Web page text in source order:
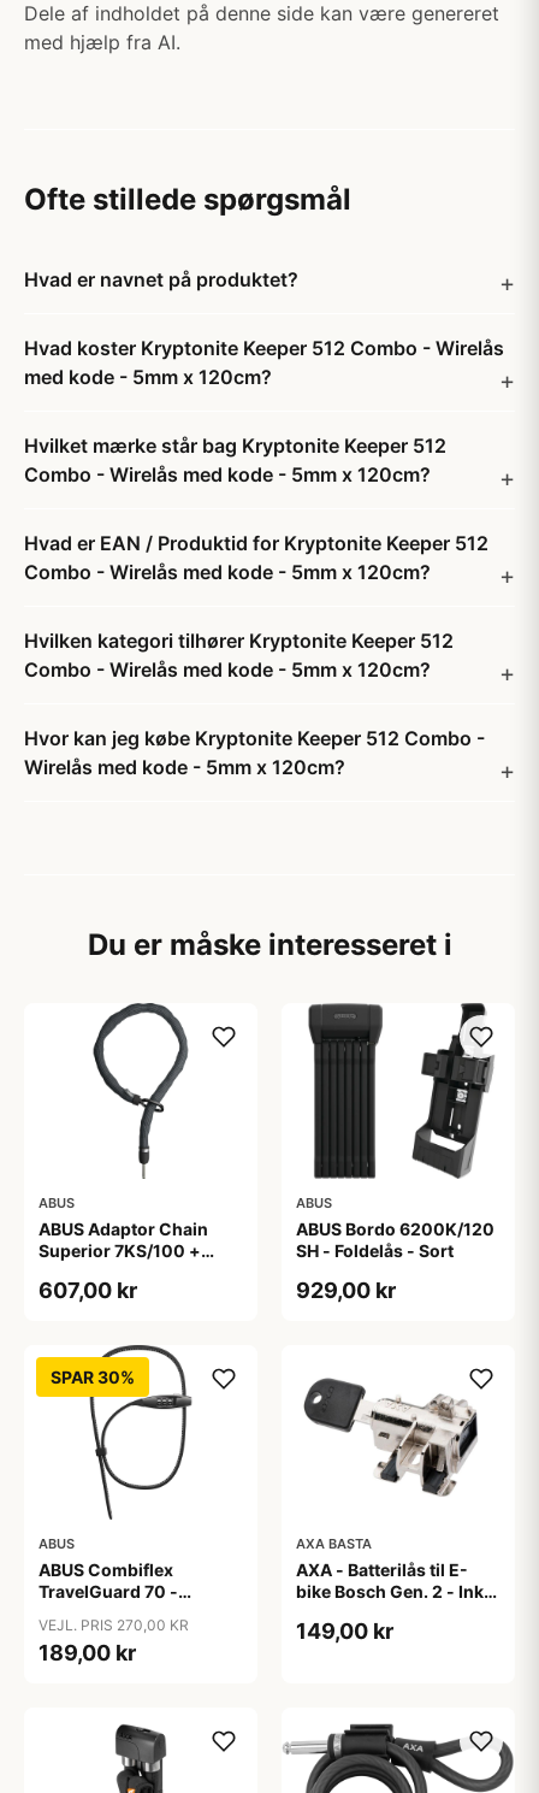
Dele af indholdet på denne side kan være genereret
med hjælp fra AI.
Ofte stillede spørgsmål
Hvad er navnet på produktet?
Hvad koster Kryptonite Keeper 512 Combo - Wirelås
med kode - 5mm x 120cm?
Hvilket mærke står bag Kryptonite Keeper 512
Combo - Wirelås med kode - 5mm x 120cm?
Hvad er EAN / Produktid for Kryptonite Keeper 512
Combo - Wirelås med kode - 5mm x 120cm?
Hvilken kategori tilhører Kryptonite Keeper 512
Combo - Wirelås med kode - 5mm x 120cm?
Hvor kan jeg købe Kryptonite Keeper 512 Combo -
Wirelås med kode - 5mm x 120cm?
Du er måske interesseret i
ABUS
ABUS Adaptor Chain
Superior 7KS/100 +
607,00 kr
ABUS
ABUS Bordo 6200K/120
SH - Foldelås - Sort
929,00 kr
SPAR 30%
ABUS
ABUS Combiflex
TravelGuard 70 -
VEJL. PRIS 270,00 KR
189,00 kr
AXA BASTA
AXA - Batterilås til E-
bike Bosch Gen. 2 - Inkl.
149,00 kr